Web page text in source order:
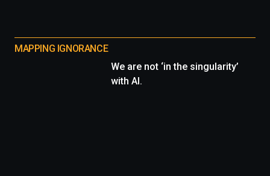
MAPPING IGNORANCE
We are not ‘in the singularity’
with AI.